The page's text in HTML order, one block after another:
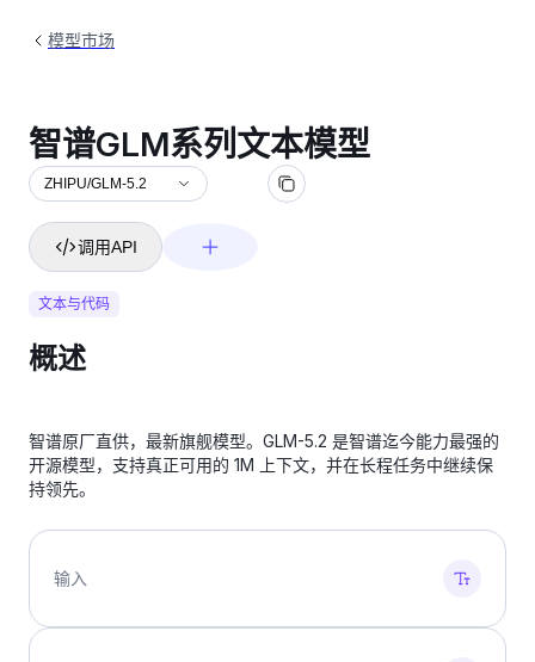
模型市场
智谱GLM系列文本模型
ZHIPU/GLM-5.2
调用API
文本与代码
概述
智谱原厂直供，最新旗舰模型。GLM-5.2 是智谱迄今能力最强的
开源模型，支持真正可用的 1M 上下文，并在长程任务中继续保
持领先。
输入